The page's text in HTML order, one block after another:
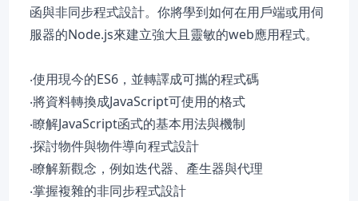
函與非同步程式設計。你將學到如何在用戶端或用伺
服器的Node.js來建立強大且靈敏的web應用程式。
‧使用現今的ES6，並轉譯成可攜的程式碼
‧將資料轉換成JavaScript可使用的格式
‧瞭解JavaScript函式的基本用法與機制
‧探討物件與物件導向程式設計
‧瞭解新觀念，例如迭代器、產生器與代理
‧掌握複雜的非同步程式設計